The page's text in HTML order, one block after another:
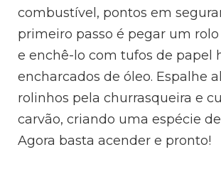
combustível, pontos em
primeiro passo é pegar um
e enchê-lo com tufos de papel
encharcados de óleo. Espalhe
rolinhos pela churrasqueira e
carvão, criando uma espécie
Agora basta acender e pronto!